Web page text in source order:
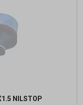
NILSTOP